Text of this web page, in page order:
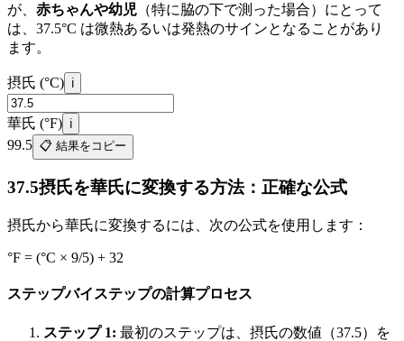
が、 赤ちゃんや幼児 （特に脇の下で測った場合）にとって
は、37.5°C は微熱あるいは発熱のサインとなることがあり
ます。
摂氏 (°C) ℹ️
華氏 (°F) ℹ️
99.5 📋 結果をコピー
37.5摂氏を華氏に変換する方法：正確な公式
摂氏から華氏に変換するには、次の公式を使用します：
°F = (°C × 9/5) + 32
ステップバイステップの計算プロセス
ステップ 1: 最初のステップは、摂氏の数値（37.5）を